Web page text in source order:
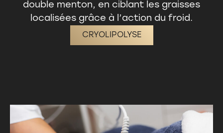
double menton, en ciblant les graisses
localisées grâce à l’action du froid.
CRYOLIPOLYSE